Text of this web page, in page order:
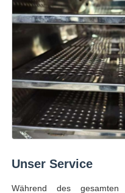
Unser Service
Während des gesamten